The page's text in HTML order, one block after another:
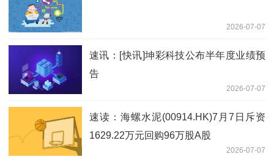
2026-07-07
速讯：[快讯]坤彩科技公布半年度业绩预
告
2026-07-07
速读：海螺水泥(00914.HK)7月7日斥资
1629.22万元回购96万股A股
2026-07-07